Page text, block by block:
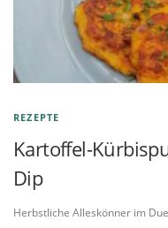
REZEPTE
Kartoffel-
Dip
Herbstliche Alleskönner im